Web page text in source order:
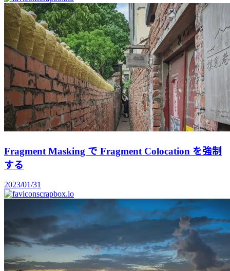
Fragment Masking で Fragment Colocation を強制
する
2023/01/31
scrapbox.io